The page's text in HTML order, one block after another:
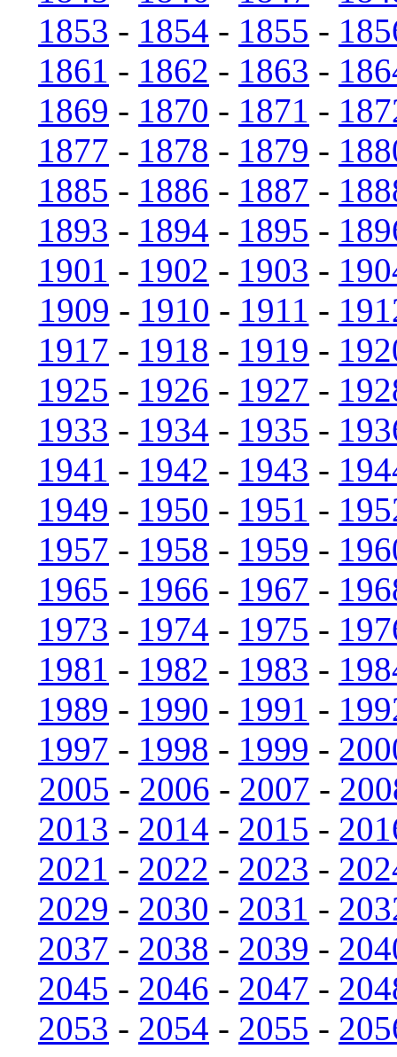
1853 - 1854 - 1855 -
1861 - 1862 - 1863 -
1869 - 1870 - 1871 -
1877 - 1878 - 1879 -
1885 - 1886 - 1887 -
1893 - 1894 - 1895 -
1901 - 1902 - 1903 -
1909 - 1910 - 1911 -
1917 - 1918 - 1919 -
1925 - 1926 - 1927 -
1933 - 1934 - 1935 -
1941 - 1942 - 1943 -
1949 - 1950 - 1951 -
1957 - 1958 - 1959 -
1965 - 1966 - 1967 -
1973 - 1974 - 1975 -
1981 - 1982 - 1983 -
1989 - 1990 - 1991 -
1997 - 1998 - 1999 -
2005 - 2006 - 2007 -
2013 - 2014 - 2015 -
2021 - 2022 - 2023 -
2029 - 2030 - 2031 -
2037 - 2038 - 2039 -
2045 - 2046 - 2047 -
2053 - 2054 - 2055 -